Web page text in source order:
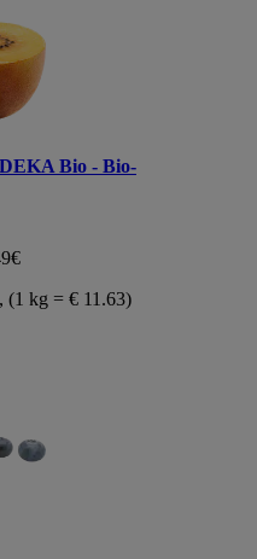
Bio - Bio-
(1 kg = € 11.63)